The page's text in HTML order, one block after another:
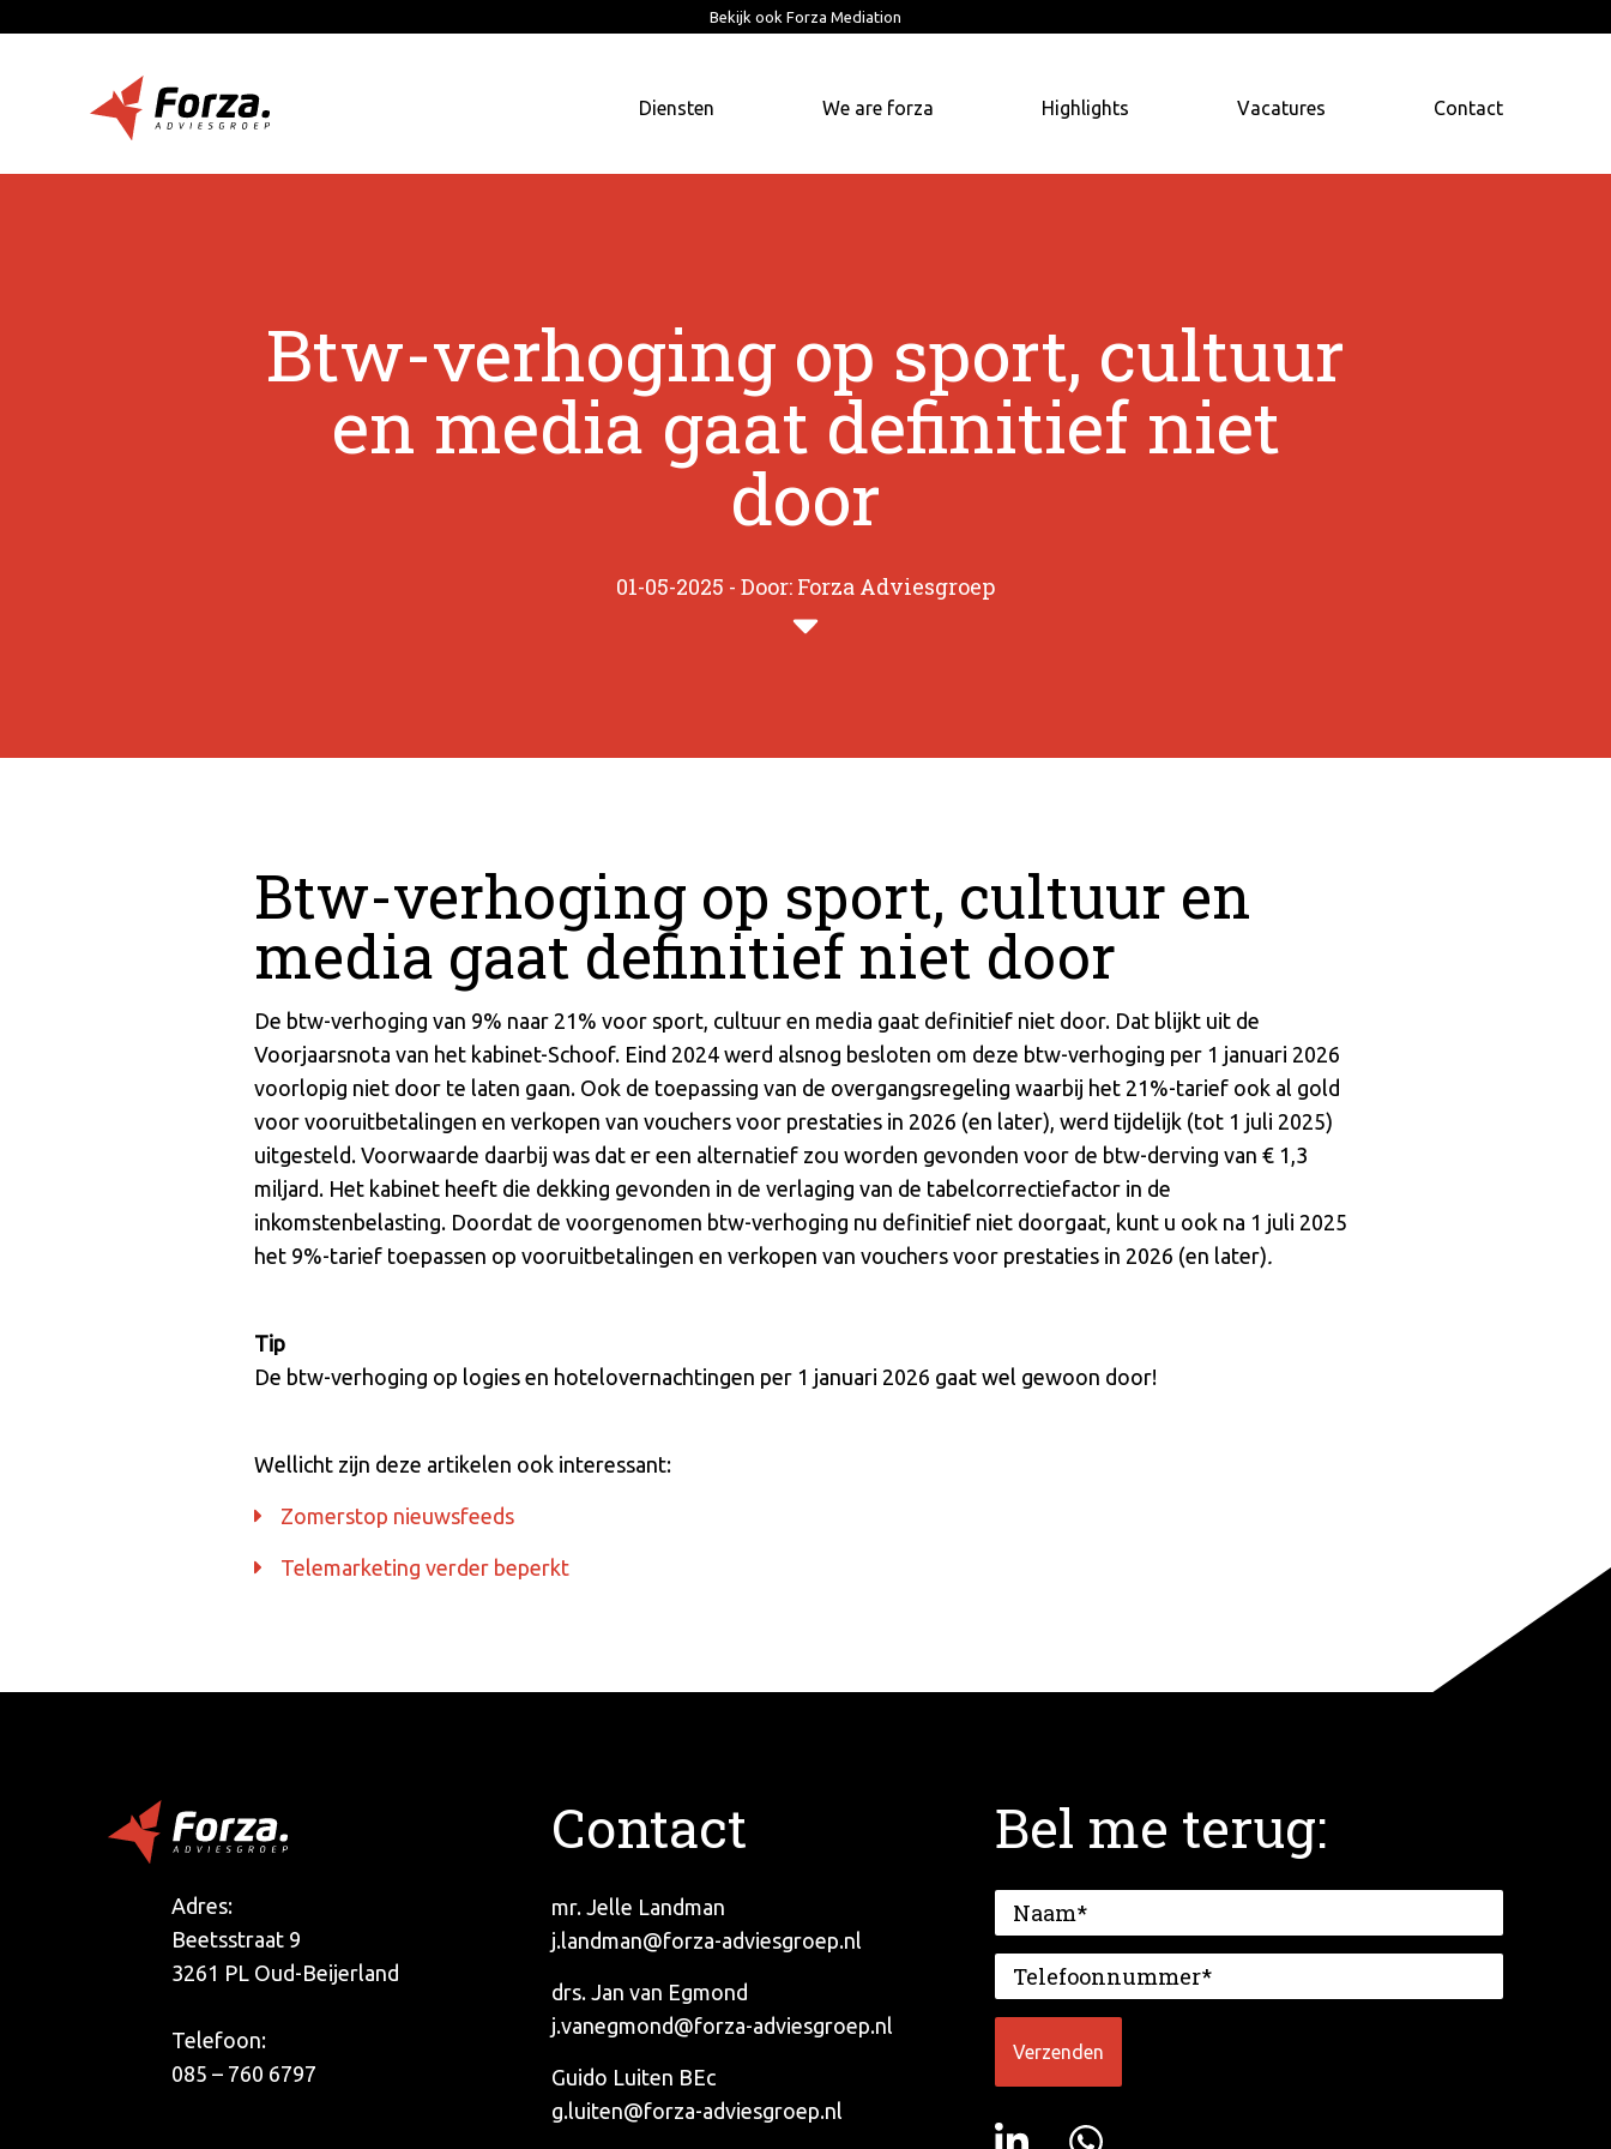
Bekijk ook Forza Mediation
Diensten We are forza Highlights Vacatures Contact
Btw-verhoging op sport, cultuur
en media gaat definitief niet
door
01-05-2025 - Door: Forza Adviesgroep
Btw-verhoging op sport, cultuur en
media gaat definitief niet door
De btw-verhoging van 9% naar 21% voor sport, cultuur en media gaat definitief niet door. Dat blijkt uit de
Voorjaarsnota van het kabinet-Schoof. Eind 2024 werd alsnog besloten om deze btw-verhoging per 1 januari 2026
voorlopig niet door te laten gaan. Ook de toepassing van de overgangsregeling waarbij het 21%-tarief ook al gold
voor vooruitbetalingen en verkopen van vouchers voor prestaties in 2026 (en later), werd tijdelijk (tot 1 juli 2025)
uitgesteld. Voorwaarde daarbij was dat er een alternatief zou worden gevonden voor de btw-derving van € 1,3
miljard. Het kabinet heeft die dekking gevonden in de verlaging van de tabelcorrectiefactor in de
inkomstenbelasting. Doordat de voorgenomen btw-verhoging nu definitief niet doorgaat, kunt u ook na 1 juli 2025
het 9%-tarief toepassen op vooruitbetalingen en verkopen van vouchers voor prestaties in 2026 (en later).
Tip
De btw-verhoging op logies en hotelovernachtingen per 1 januari 2026 gaat wel gewoon door!
Wellicht zijn deze artikelen ook interessant:
Zomerstop nieuwsfeeds
Telemarketing verder beperkt
Adres:
Beetsstraat 9
3261 PL Oud-Beijerland
Telefoon:
085 – 760 6797
Contact
mr. Jelle Landman
j.landman@forza-adviesgroep.nl
drs. Jan van Egmond
j.vanegmond@forza-adviesgroep.nl
Guido Luiten BEc
g.luiten@forza-adviesgroep.nl
Bel me terug: